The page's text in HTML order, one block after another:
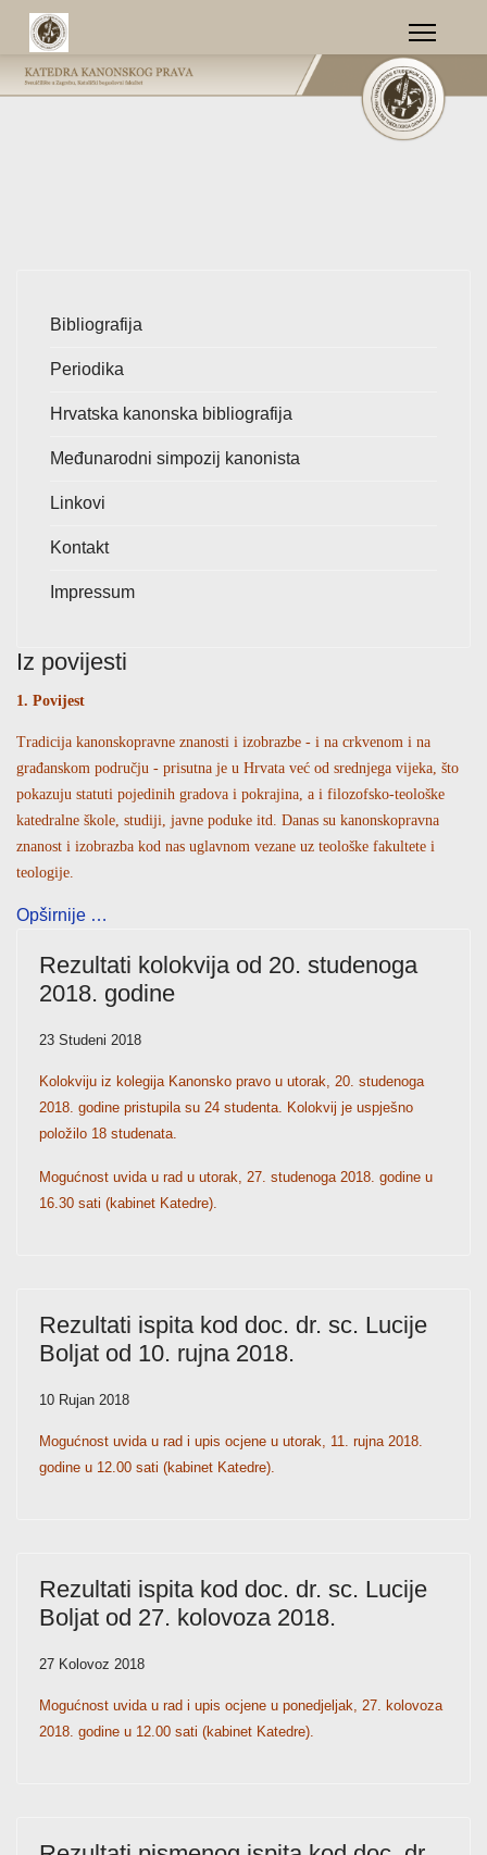
Bibliografija
Periodika
Hrvatska kanonska bibliografija
Međunarodni simpozij kanonista
Linkovi
Kontakt
Impressum
Iz povijesti
1. Povijest
Tradicija kanonskopravne znanosti i izobrazbe - i na crkvenom i na
građanskom području - prisutna je u Hrvata već od srednjega vijeka, što
pokazuju statuti pojedinih gradova i pokrajina, a i filozofsko-teološke
katedralne škole, studiji, javne poduke itd. Danas su kanonskopravna
znanost i izobrazba kod nas uglavnom vezane uz teološke fakultete i
teologije.
Opširnije …
Rezultati kolokvija od 20. studenoga
2018. godine
23 Studeni 2018
Kolokviju iz kolegija Kanonsko pravo u utorak, 20. studenoga
2018. godine pristupila su 24 studenta. Kolokvij je uspješno
položilo 18 studenata.
Mogućnost uvida u rad u utorak, 27. studenoga 2018. godine u
16.30 sati (kabinet Katedre).
Rezultati ispita kod doc. dr. sc. Lucije
Boljat od 10. rujna 2018.
10 Rujan 2018
Mogućnost uvida u rad i upis ocjene u utorak, 11. rujna 2018.
godine u 12.00 sati (kabinet Katedre).
Rezultati ispita kod doc. dr. sc. Lucije
Boljat od 27. kolovoza 2018.
27 Kolovoz 2018
Mogućnost uvida u rad i upis ocjene u ponedjeljak, 27. kolovoza
2018. godine u 12.00 sati (kabinet Katedre).